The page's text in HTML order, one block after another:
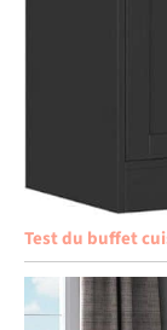
Test du buffet